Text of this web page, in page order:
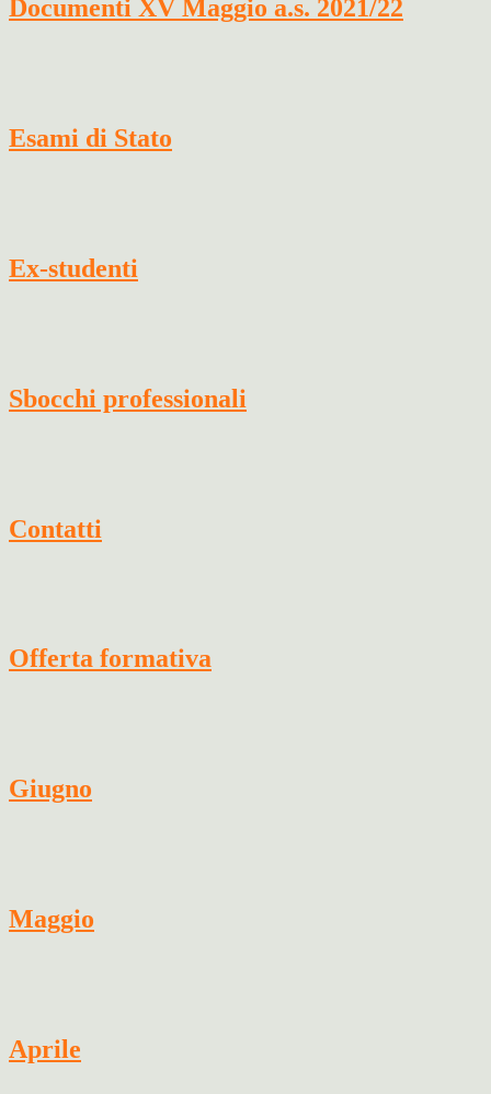
Documenti XV Maggio a.s. 2021/22
Esami di Stato
Ex-studenti
Sbocchi professionali
Contatti
Offerta formativa
Giugno
Maggio
Aprile